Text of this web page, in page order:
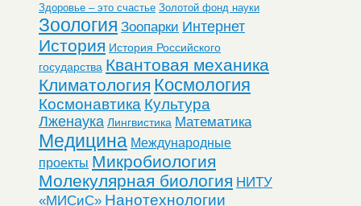
Здоровье – это счастье Золотой фонд науки
Зоология Зоопарки Интернет
История История Российского
государства Квантовая механика
Климатология Космология
Космонавтика Культура
Лженаука Лингвистика Математика
Медицина Международные
проекты Микробиология
Молекулярная биология НИТУ
«МИСиС» Нанотехнологии